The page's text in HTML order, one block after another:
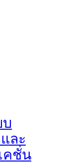
ละ
คชั่น